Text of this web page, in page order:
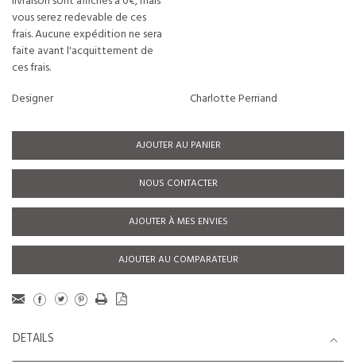
vous serez redevable de ces
frais. Aucune expédition ne sera
faite avant l'acquittement de
ces frais.
Designer
Charlotte Perriand
AJOUTER AU PANIER
NOUS CONTACTER
AJOUTER À MES ENVIES
AJOUTER AU COMPARATEUR
DETAILS